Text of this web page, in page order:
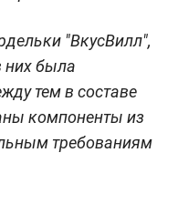
"ВкусВилл",
них была
тем в составе
компоненты из
требованиям